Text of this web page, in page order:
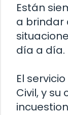
Están
a brindar
día a día.
El
Civil, y